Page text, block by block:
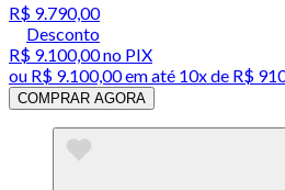
R$ 9.790,00
Desconto
R$ 9.100,00no PIX
ou R$ 9.100,00em até 10x de R$
COMPRAR AGORA